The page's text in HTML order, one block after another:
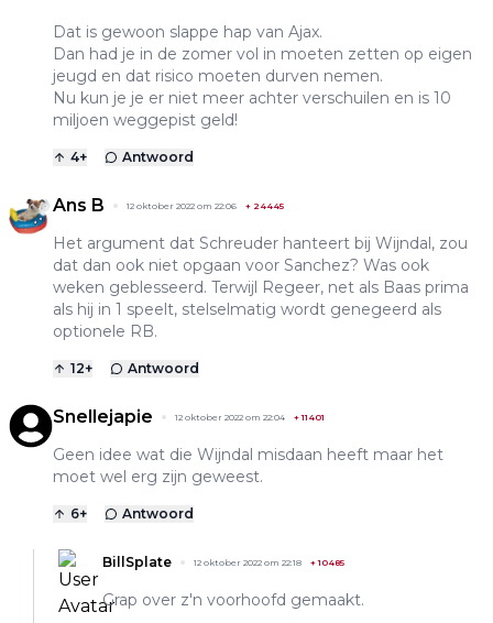
Dat is gewoon slappe hap van Ajax.
Dan had je in de zomer vol in moeten zetten op eigen
jeugd en dat risico moeten durven nemen.
Nu kun je je er niet meer achter verschuilen en is 10
miljoen weggepist geld!
4+ Antwoord
Ans B 12 oktober 2022 om 22:06 + 24445
Het argument dat Schreuder hanteert bij Wijndal, zou
dat dan ook niet opgaan voor Sanchez? Was ook
weken geblesseerd. Terwijl Regeer, net als Baas prima
als hij in 1 speelt, stelselmatig wordt genegeerd als
optionele RB.
12+ Antwoord
Snellejapie 12 oktober 2022 om 22:04 +11401
Geen idee wat die Wijndal misdaan heeft maar het
moet wel erg zijn geweest.
6+ Antwoord
BillSplate 12 oktober 2022 om 22:18 +10485
Grap over z'n voorhoofd gemaakt.